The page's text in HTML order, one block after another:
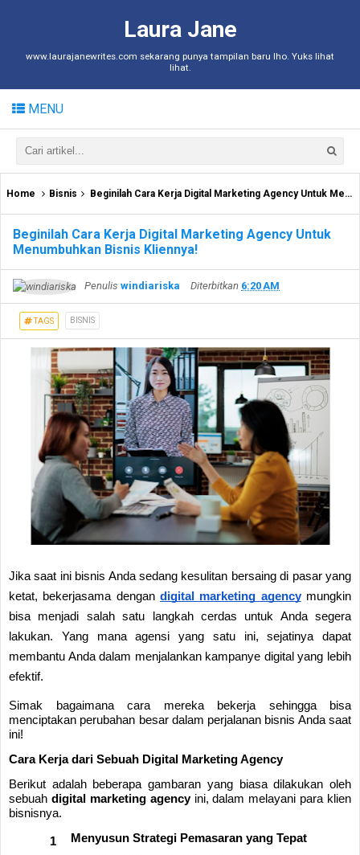
Laura Jane
www.laurajanewrites.com sekarang punya tampilan baru lho. Yuks lihat
lihat.
MENU
Home Bisnis Beginilah Cara Kerja Digital Marketing Agency Untuk Menumbuhkan Bisnis Kliennya!
Beginilah Cara Kerja Digital Marketing Agency Untuk
Menumbuhkan Bisnis Kliennya!
Penulis windiariska Diterbitkan 6:20 AM
TAGS BISNIS
Jika saat ini bisnis Anda sedang kesulitan bersaing di pasar yang
ketat, bekerjasama dengan digital marketing agency mungkin
bisa menjadi salah satu langkah cerdas untuk Anda segera
lakukan. Yang mana agensi yang satu ini, sejatinya dapat
membantu Anda dalam menjalankan kampanye digital yang lebih
efektif.
Simak bagaimana cara mereka bekerja sehingga bisa
menciptakan perubahan besar dalam perjalanan bisnis Anda saat
ini!
Cara Kerja dari Sebuah Digital Marketing Agency
Berikut adalah beberapa gambaran yang biasa dilakukan oleh
sebuah digital marketing agency ini, dalam melayani para klien
bisnisnya.
Menyusun Strategi Pemasaran yang Tepat